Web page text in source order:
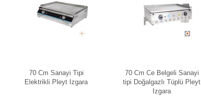
70 Cm Sanayi Tipi
Elektrikli Pleyt Izgara
70 Cm Ce Belgeli Sanayi
tipi Doğalgazlı Tüplü Pleyt
Izgara